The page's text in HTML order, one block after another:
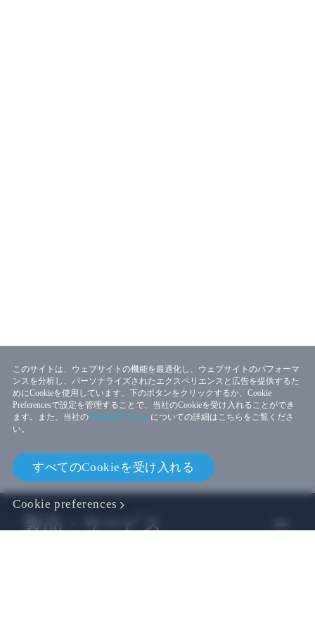
このサイトは、ウェブサイトの機能を最適化し、ウェブサイトのパフォーマ
ンスを分析し、パーソナライズされたエクスペリエンスと広告を提供するた
めにCookieを使用しています。下のボタンをクリックするか、Cookie
Preferencesで設定を管理することで、当社のCookieを受け入れることができ
ます。また、当社の Cookieポリシー についての詳細はこちらをご覧くださ
い。
すべてのCookieを受け入れる
Cookie preferences
製品・サービス